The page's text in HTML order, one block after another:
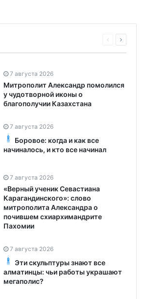
7 августа 2026
Митрополит Александр помолился
у чудотворной иконы о
благополучии Казахстана
7 августа 2026
Боровое: когда и как все
начиналось, и кто все начинал
7 августа 2026
«Верный ученик Севастиана
Карагандинского»: слово
митрополита Александра о
почившем схиархимандрите
Пахомии
7 августа 2026
Эти скульптуры знают все
алматинцы: чьи работы украшают
мегаполис?